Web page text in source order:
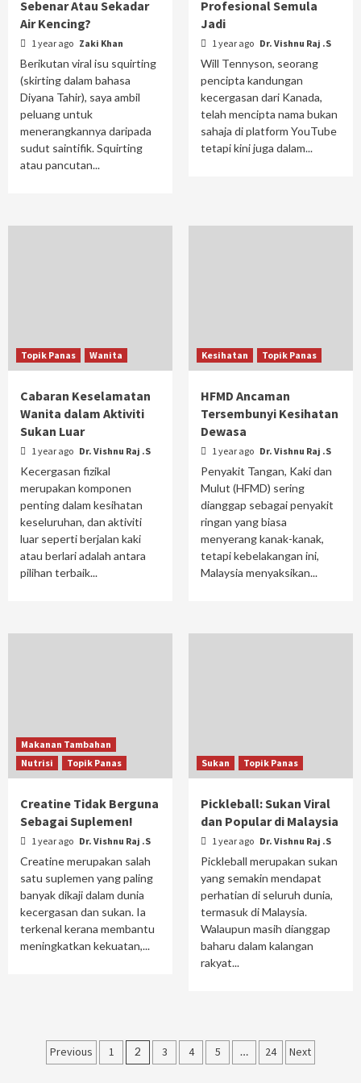
Sebenar Atau Sekadar
Air Kencing?
1 year ago Zaki Khan
Berikutan viral isu squirting
(skirting dalam bahasa
Diyana Tahir), saya ambil
peluang untuk
menerangkannya daripada
sudut saintifik. Squirting
atau pancutan...
Profesional Semula
Jadi
1 year ago Dr. Vishnu Raj .S
Will Tennyson, seorang
pencipta kandungan
kecergasan dari Kanada,
telah mencipta nama bukan
sahaja di platform YouTube
tetapi kini juga dalam...
Topik Panas Wanita
Cabaran Keselamatan
Wanita dalam Aktiviti
Sukan Luar
1 year ago Dr. Vishnu Raj .S
Kecergasan fizikal
merupakan komponen
penting dalam kesihatan
keseluruhan, dan aktiviti
luar seperti berjalan kaki
atau berlari adalah antara
pilihan terbaik...
Kesihatan Topik Panas
HFMD Ancaman
Tersembunyi Kesihatan
Dewasa
1 year ago Dr. Vishnu Raj .S
Penyakit Tangan, Kaki dan
Mulut (HFMD) sering
dianggap sebagai penyakit
ringan yang biasa
menyerang kanak-kanak,
tetapi kebelakangan ini,
Malaysia menyaksikan...
Makanan Tambahan
Nutrisi
Topik Panas
Creatine Tidak Berguna
Sebagai Suplemen!
1 year ago Dr. Vishnu Raj .S
Creatine merupakan salah
satu suplemen yang paling
banyak dikaji dalam dunia
kecergasan dan sukan. Ia
terkenal kerana membantu
meningkatkan kekuatan,...
Sukan Topik Panas
Pickleball: Sukan Viral
dan Popular di Malaysia
1 year ago Dr. Vishnu Raj .S
Pickleball merupakan sukan
yang semakin mendapat
perhatian di seluruh dunia,
termasuk di Malaysia.
Walaupun masih dianggap
baharu dalam kalangan
rakyat...
Posts
Previous 1 2 3 4 5 … 24 Next